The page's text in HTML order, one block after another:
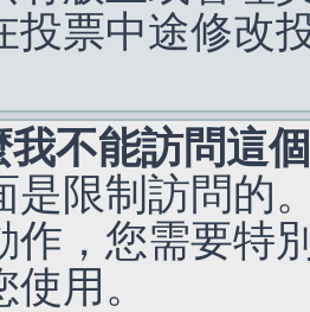
投票中途修改
我不能訪問這
是限制訪問的
作，您需要特
用。